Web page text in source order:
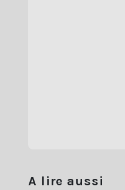
A lire aussi